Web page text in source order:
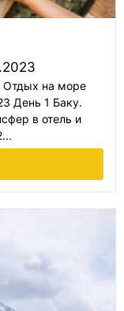
Отдых на море
День 1 Баку.
в отель и